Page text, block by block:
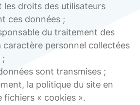
les droits des utilisateurs
ces données ;
du traitement des
caractère personnel collectées
;
sont transmises ;
la politique du site en
fichiers « cookies ».